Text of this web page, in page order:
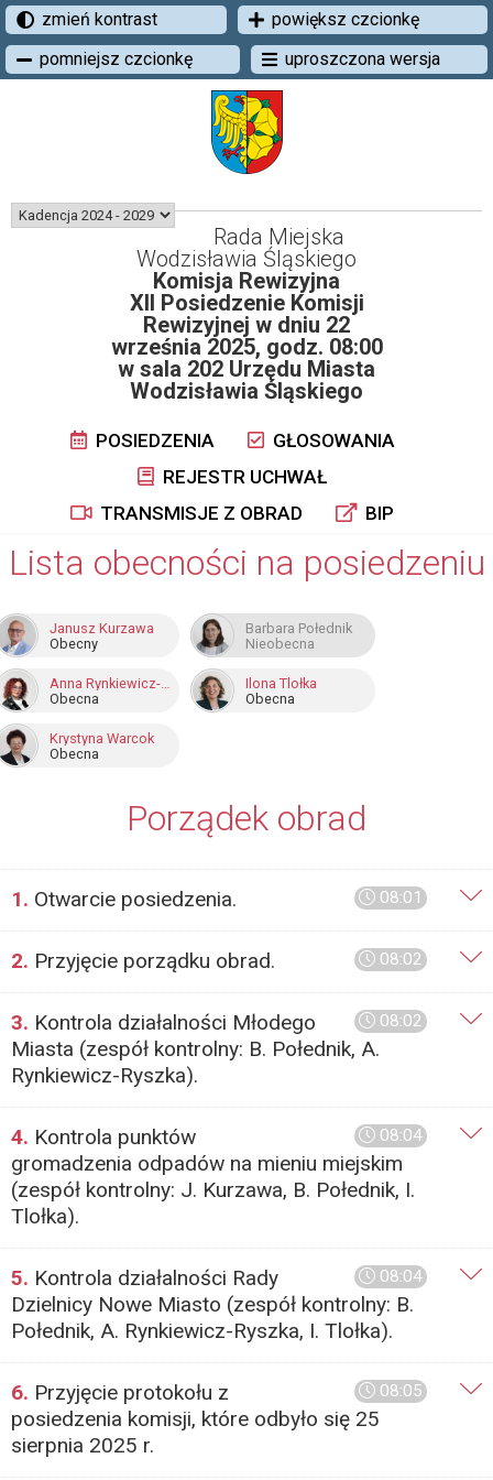
zmień kontrast
powiększ czcionkę
pomniejsz czcionkę
uproszczona wersja
Rada Miejska
Wodzisławia Śląskiego
Komisja Rewizyjna
XII Posiedzenie Komisji
Rewizyjnej w dniu 22
września 2025, godz. 08:00
w sala 202 Urzędu Miasta
Wodzisławia Śląskiego
POSIEDZENIA
GŁOSOWANIA
REJESTR UCHWAŁ
TRANSMISJE Z OBRAD
BIP
Lista obecności na posiedzeniu
Janusz Kurzawa
Obecny
Barbara Połednik
Nieobecna
Anna Rynkiewicz-Ryszka
Obecna
Ilona Tlołka
Obecna
Krystyna Warcok
Obecna
Porządek obrad
08:01
1. Otwarcie posiedzenia.
08:02
2. Przyjęcie porządku obrad.
08:02
3. Kontrola działalności Młodego
Miasta (zespół kontrolny: B. Połednik, A.
Rynkiewicz-Ryszka).
08:04
4. Kontrola punktów
gromadzenia odpadów na mieniu miejskim
(zespół kontrolny: J. Kurzawa, B. Połednik, I.
Tlołka).
08:04
5. Kontrola działalności Rady
Dzielnicy Nowe Miasto (zespół kontrolny: B.
Połednik, A. Rynkiewicz-Ryszka, I. Tlołka).
08:05
6. Przyjęcie protokołu z
posiedzenia komisji, które odbyło się 25
sierpnia 2025 r.